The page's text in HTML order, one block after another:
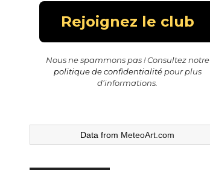
Nous ne spammons pas ! Consultez notre
politique de confidentialitépour plus
d’informations.
Data from MeteoArt.com